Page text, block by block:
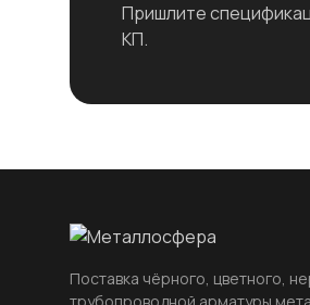
Пришлите
КП.
Поставка чёрного, цветного,